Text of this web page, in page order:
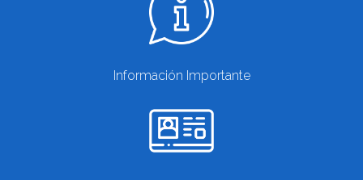
Información Importante